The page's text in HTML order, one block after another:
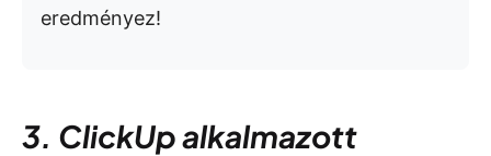
eredményez!
3. ClickUp alkalmazott